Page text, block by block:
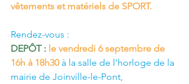
vêtements et matériels de SPORT.
Rendez-vous :
DEPÔT : le vendredi 6 septembre de
16h à 18h30 à la salle de l'horloge de la
mairie de Joinville-le-Pont,